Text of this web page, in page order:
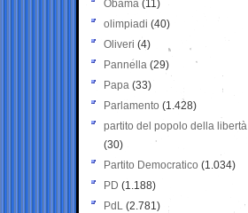
Obama (11)
olimpiadi (40)
Oliveri (4)
Pannella (29)
Papa (33)
Parlamento (1.428)
partito del popolo della libertà
(30)
Partito Democratico (1.034)
PD (1.188)
PdL (2.781)